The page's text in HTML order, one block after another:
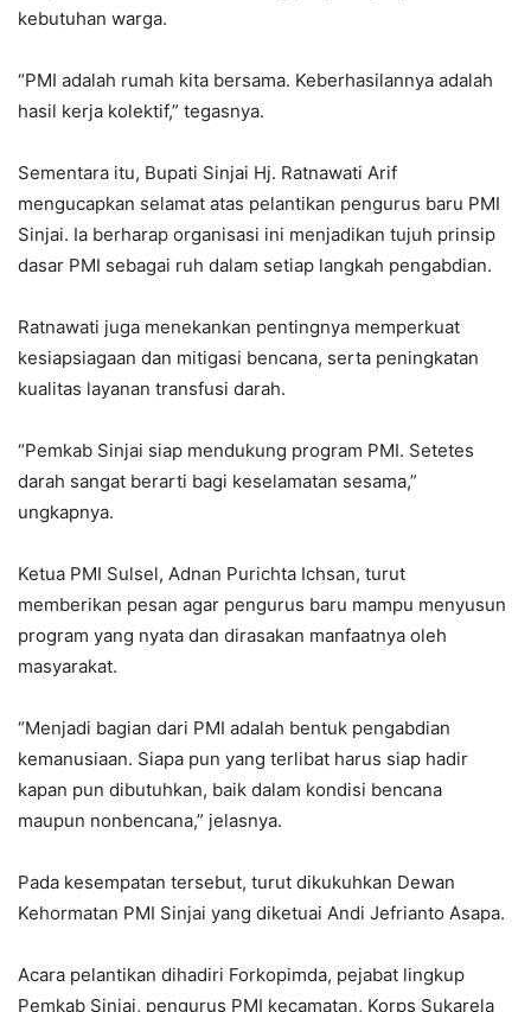
kebutuhan warga.
“PMI adalah rumah kita bersama. Keberhasilannya adalah
hasil kerja kolektif,” tegasnya.
Sementara itu, Bupati Sinjai Hj. Ratnawati Arif
mengucapkan selamat atas pelantikan pengurus baru PMI
Sinjai. Ia berharap organisasi ini menjadikan tujuh prinsip
dasar PMI sebagai ruh dalam setiap langkah pengabdian.
Ratnawati juga menekankan pentingnya memperkuat
kesiapsiagaan dan mitigasi bencana, serta peningkatan
kualitas layanan transfusi darah.
“Pemkab Sinjai siap mendukung program PMI. Setetes
darah sangat berarti bagi keselamatan sesama,”
ungkapnya.
Ketua PMI Sulsel, Adnan Purichta Ichsan, turut
memberikan pesan agar pengurus baru mampu menyusun
program yang nyata dan dirasakan manfaatnya oleh
masyarakat.
“Menjadi bagian dari PMI adalah bentuk pengabdian
kemanusiaan. Siapa pun yang terlibat harus siap hadir
kapan pun dibutuhkan, baik dalam kondisi bencana
maupun nonbencana,” jelasnya.
Pada kesempatan tersebut, turut dikukuhkan Dewan
Kehormatan PMI Sinjai yang diketuai Andi Jefrianto Asapa.
Acara pelantikan dihadiri Forkopimda, pejabat lingkup
Pemkab Sinjai, pengurus PMI kecamatan, Korps Sukarela